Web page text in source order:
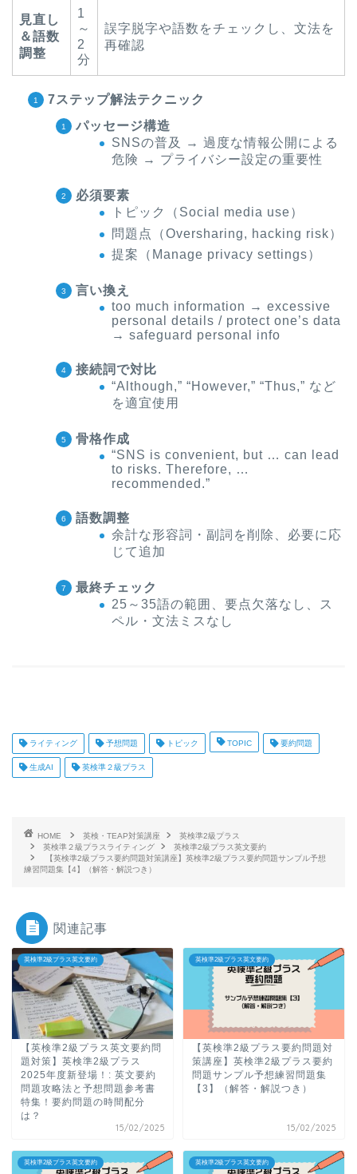
見直し
＆語数
調整
1
～
2
分
誤字脱字や語数をチェックし、文法を
再確認
7ステップ解法テクニック
パッセージ構造
SNSの普及 → 過度な情報公開による
危険 → プライバシー設定の重要性
必須要素
トピック（Social media use）
問題点（Oversharing, hacking risk）
提案（Manage privacy settings）
言い換え
too much information → excessive
personal details / protect one’s data
→ safeguard personal info
接続詞で対比
“Although,” “However,” “Thus,” など
を適宜使用
骨格作成
“SNS is convenient, but … can lead
to risks. Therefore, …
recommended.”
語数調整
余計な形容詞・副詞を削除、必要に応
じて追加
最終チェック
25～35語の範囲、要点欠落なし、ス
ペル・文法ミスなし
ライティング 予想問題 トピック TOPIC 要約問題
生成AI 英検準２級プラス
HOME 英検・TEAP対策講座
英検準2級プラス
英検準２級プラスライティング
英検準2級プラス英文要約
【英検準2級プラス要約問題対策講座】英検準2級プラス要約問題サンプル予想
練習問題集【4】（解答・解説つき）
関連記事
英検準2級プラス英文要約
【英検準2級プラス英文要約問
題対策】英検準2級プラス
2025年度新登場！: 英文要約
問題攻略法と予想問題参考書
特集！要約問題の時間配分
は？
15/02/2025
英検準2級プラス英文要約
【英検準2級プラス要約問題対
策講座】英検準2級プラス要約
問題サンプル予想練習問題集
【3】（解答・解説つき）
15/02/2025
英検準2級プラス英文要約 英検準2級プラス英文要約